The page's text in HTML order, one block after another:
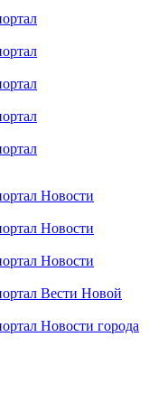
Новости
Новости
Новости
Вести Новой
Новости города